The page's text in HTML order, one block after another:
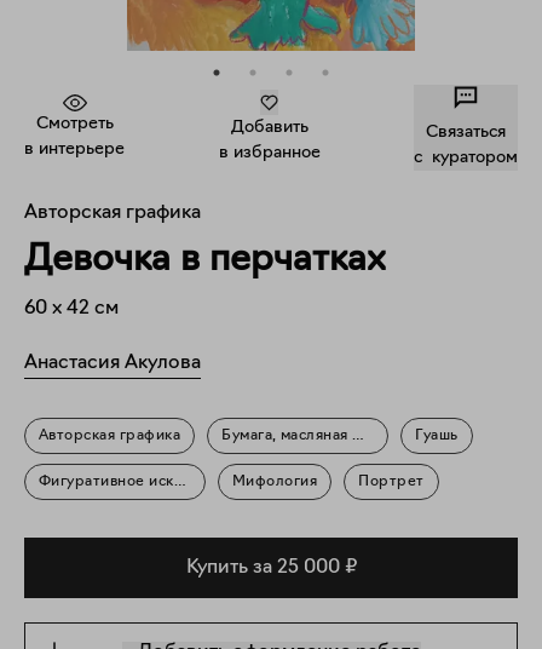
Смотреть
в интерьере
Добавить
в избранное
Связаться
c куратором
Авторская графика
Девочка в перчатках
60 x 42 см
Анастасия Акулова
Авторская графика Бумага, масляная пастель Гуашь
Фигуративное искусство Мифология Портрет
Купить за 25 000 ₽